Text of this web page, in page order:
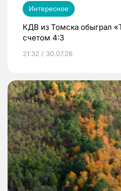
Интересное
КДВ из Томска обыграл
счетом 4:3
21:32 / 30.07.26